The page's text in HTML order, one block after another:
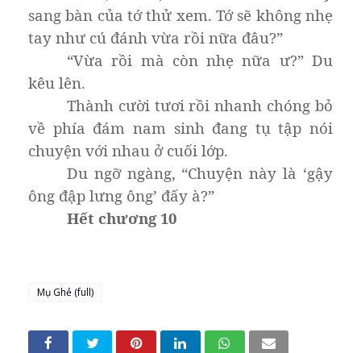
sang bàn của tớ thử xem. Tớ sẽ không nhẹ
tay như cú đánh vừa rồi nữa đâu?”
“Vừa rồi mà còn nhẹ nữa ư?” Du
kêu lên.
Thành cười tươi rồi nhanh chóng bỏ
về phía đám nam sinh đang tụ tập nói
chuyện với nhau ở cuối lớp.
Du ngỡ ngàng, “Chuyện này là ‘gậy
ông đập lưng ông’ đấy à?”
Hết chương 10
Mụ Ghẻ (full)